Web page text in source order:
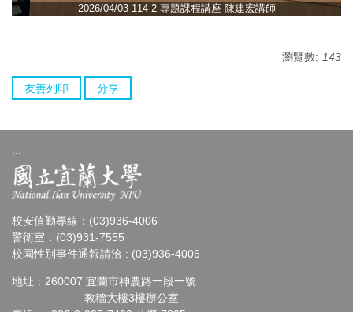
2026/04/03-114-2-專題課程講座-陳建宏講師
瀏覽數: 143
友善列印 分享
:::
校安值勤專線：(03)936-4006
警衛室：(03)931-7555
校園性別事件通報請洽 : (03)936-4006
地址：260007 宜蘭市神農路一段一號
教穡大樓3樓辦公室